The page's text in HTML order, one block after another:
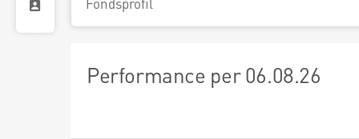
Performance per 06.08.26